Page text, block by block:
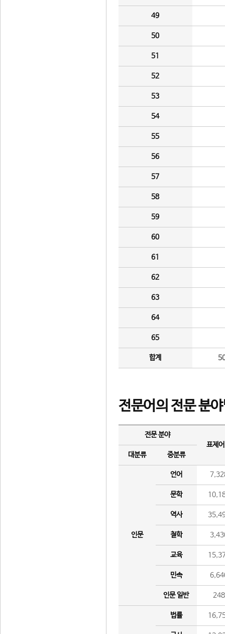
49
50
51
52
53
54
55
56
57
58
59
60
61
62
63
64
65
합계
전문어의 전문 분
전문 분야
표제
대분류
중분류
인문
언어
문학
역사
철학
교육
민속
인문 일반 248
법률